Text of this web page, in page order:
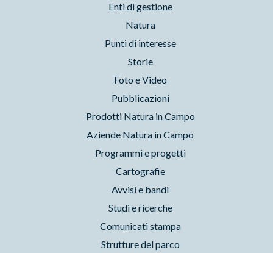
Enti di gestione
Natura
Punti di interesse
Storie
Foto e Video
Pubblicazioni
Prodotti Natura in Campo
Aziende Natura in Campo
Programmi e progetti
Cartografie
Avvisi e bandi
Studi e ricerche
Comunicati stampa
Strutture del parco